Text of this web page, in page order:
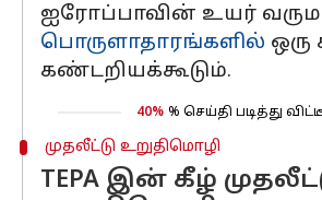
ஐரோப்பாவின் உயர்
பொருளாதாரங்களில்
கண்டறியக்கூடும்.
40% % செய்தி படித்து
முதலீட்டு உறுதிமொழி
TEPA இன் கீழ்